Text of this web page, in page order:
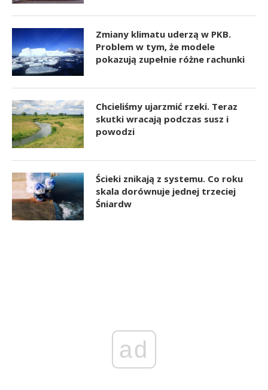
Zmiany klimatu uderzą w PKB.
Problem w tym, że modele
pokazują zupełnie różne rachunki
Chcieliśmy ujarzmić rzeki. Teraz
skutki wracają podczas susz i
powodzi
Ścieki znikają z systemu. Co roku
skala dorównuje jednej trzeciej
Śniardw
ad